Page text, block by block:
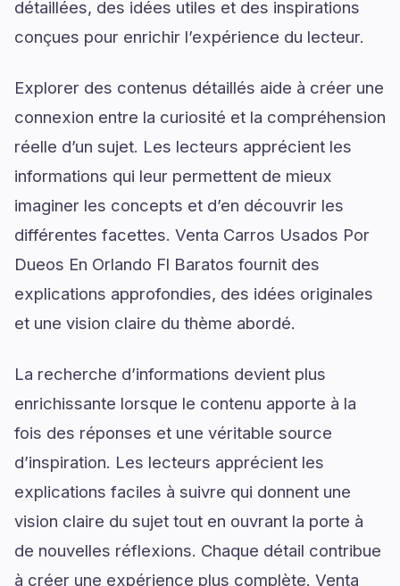
détaillées, des idées utiles et des inspirations
conçues pour enrichir l’expérience du lecteur.
Explorer des contenus détaillés aide à créer une
connexion entre la curiosité et la compréhension
réelle d’un sujet. Les lecteurs apprécient les
informations qui leur permettent de mieux
imaginer les concepts et d’en découvrir les
différentes facettes. Venta Carros Usados Por
Dueos En Orlando Fl Baratos fournit des
explications approfondies, des idées originales
et une vision claire du thème abordé.
La recherche d’informations devient plus
enrichissante lorsque le contenu apporte à la
fois des réponses et une véritable source
d’inspiration. Les lecteurs apprécient les
explications faciles à suivre qui donnent une
vision claire du sujet tout en ouvrant la porte à
de nouvelles réflexions. Chaque détail contribue
à créer une expérience plus complète. Venta